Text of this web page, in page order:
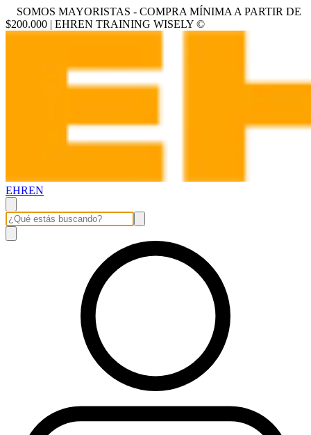
SOMOS MAYORISTAS - COMPRA MÍNIMA A PARTIR DE
$200.000 | EHREN TRAINING WISELY ©
EHREN